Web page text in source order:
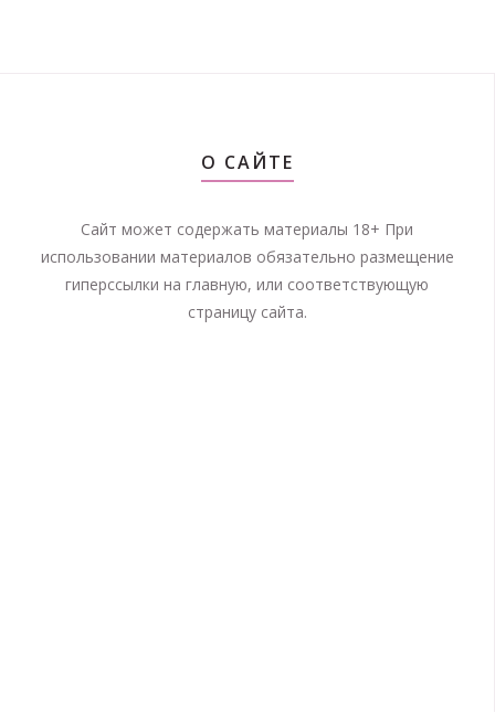
О САЙТЕ
Сайт может содержать материалы 18+ При
использовании материалов обязательно размещение
гиперссылки на главную, или соответствующую
страницу сайта.